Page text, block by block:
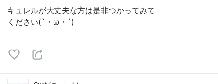
キュレルが大丈夫な方は是非つかってみて
ください(`・ω・´)